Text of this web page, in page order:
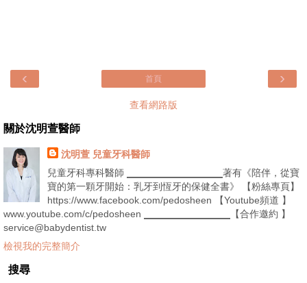
‹ ›
首頁
查看網路版
關於沈明萱醫師
沈明萱 兒童牙科醫師
兒童牙科專科醫師 ▁▁▁▁▁▁▁▁▁▁著有《陪伴，從寶
寶的第一顆牙開始：乳牙到恆牙的保健全書》 【粉絲專頁】
https://www.facebook.com/pedosheen 【Youtube頻道 】
www.youtube.com/c/pedosheen ▁▁▁▁▁▁▁▁▁【合作邀約 】
service@babydentist.tw
檢視我的完整簡介
搜尋